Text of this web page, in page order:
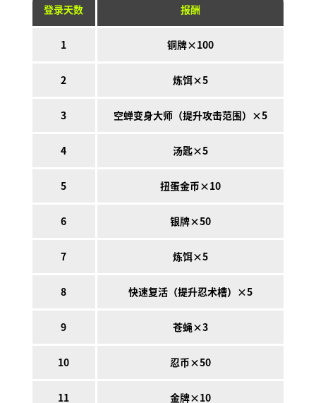
登录天数
报酬
1 铜牌×100
2 炼饵×5
3 空蝉变身大师（提升攻击范围）×5
4 汤匙×5
5 扭蛋金币×10
6 银牌×50
7 炼饵×5
8 快速复活（提升忍术槽）×5
9 苍蝇×3
10 忍币×50
11 金牌×10